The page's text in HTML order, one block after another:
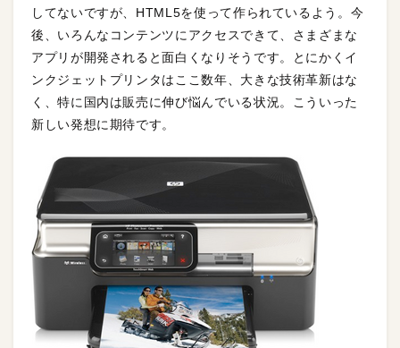
してないですが、HTML5を使って作られているよう。今
後、いろんなコンテンツにアクセスできて、さまざまな
アプリが開発されると面白くなりそうです。とにかくイ
ンクジェットプリンタはここ数年、大きな技術革新はな
く、特に国内は販売に伸び悩んでいる状況。こういった
新しい発想に期待です。